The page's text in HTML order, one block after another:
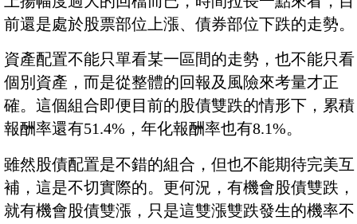
前還是處於股票部位上漲、債券部位下跌的走勢。
資產配置不能只單看某一區間的走勢，也不能只看
個別資產，而是從整體的回報及風險來考量才正
確。這個組合即便目前的股債雙跌的情形下，累積
報酬率還有51.4%，年化報酬率也有8.1%。
雖然股債配置是不錯的組合，但也不能期待完美互
補，這是不切實際的。更何況，有機會股債雙跌，
就有機會股債雙漲，只是這雙漲雙跌發生的機率不